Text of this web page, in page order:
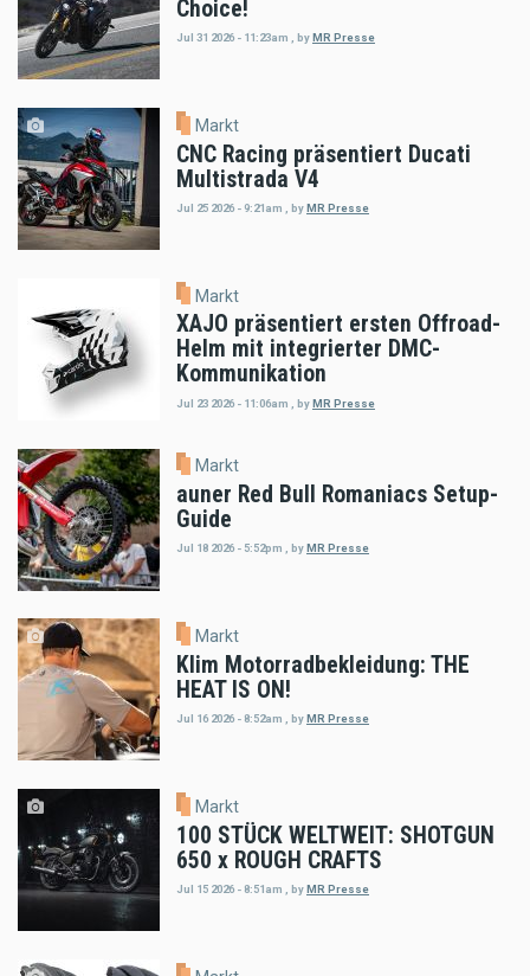
Choice!
Jul 31 2026 - 11:23am byMR Presse
Markt
CNC Racing präsentiert Ducati
Multistrada V4
Jul 25 2026 - 9:21am byMR Presse
Markt
XAJO präsentiert ersten Offroad-
Helm mit integrierter DMC-
Kommunikation
Jul 23 2026 - 11:06am byMR Presse
Markt
auner Red Bull Romaniacs Setup-
Guide
Jul 18 2026 - 5:52pm , by MR Presse
Markt
Klim Motorradbekleidung: THE
HEAT IS ON!
Jul 16 2026 - 8:52am byMR Presse
Markt
100 STÜCK WELTWEIT: SHOTGUN
650 x ROUGH CRAFTS
Jul 15 2026 - 8:51am byMR Presse